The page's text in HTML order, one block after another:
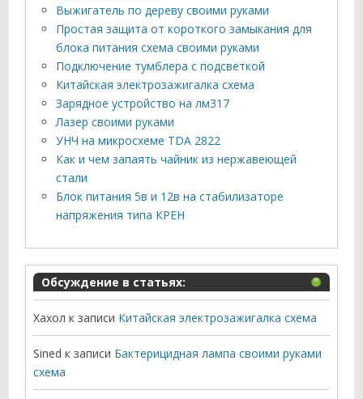
Выжигатель по дереву своими руками
Простая защита от короткого замыкания для
блока питания схема своими руками
Подключение тумблера с подсветкой
Китайская электрозажигалка схема
Зарядное устройство на лм317
Лазер своими руками
УНЧ на микросхеме TDA 2822
Как и чем запаять чайник из нержавеющей
стали
Блок питания 5в и 12в на стабилизаторе
напряжения типа КРЕН
Обсуждение в статьях:
Хахол к записи Китайская электрозажигалка схема
Sined к записи Бактерицидная лампа своими руками
схема